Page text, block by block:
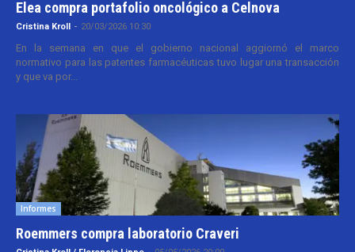
Elea compra portafolio oncológico a Celnova
Cristina Kroll - 20/03/2026 10:30
En la semana en que el gobierno nacional aggiornó el marco
normativo para las patentes farmacéuticas tuvo lugar una transacción
y que va por...
Informes
Roemmers compra laboratorio Craveri